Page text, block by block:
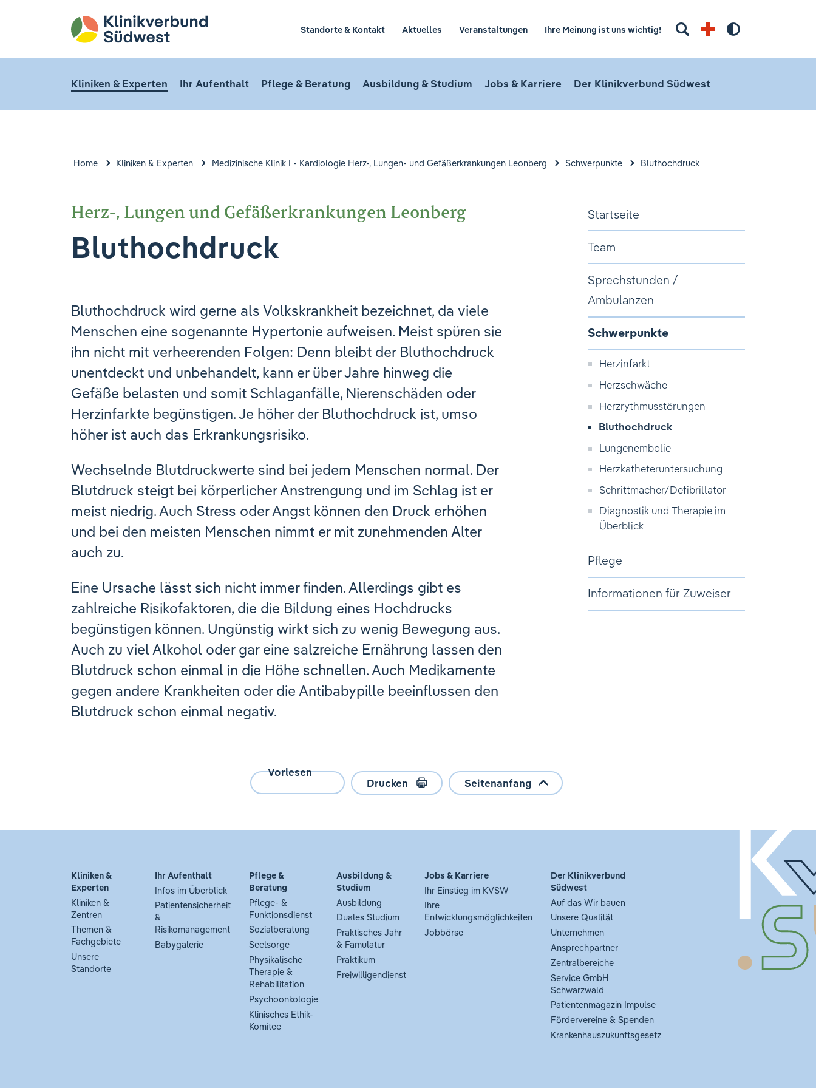
Standorte & Kontakt Aktuelles Veranstaltungen Ihre Meinung ist uns wichtig!
Suchbegriff eingeben
Hoher
Kliniken & Experten Ihr Aufenthalt Pflege & Beratung Ausbildung & Studium Jobs & Karriere Der Klinikverbund Südwest
Home Kliniken & Experten Medizinische Klinik I - Kardiologie Herz-, Lungen- und Gefäßerkrankungen Leonberg Schwerpunkte Bluthochdruck
Herz-, Lungen und Gefäßerkrankungen Leonberg
Bluthochdruck
Bluthochdruck wird gerne als Volkskrankheit bezeichnet, da viele
Menschen eine sogenannte Hypertonie aufweisen. Meist spüren sie
ihn nicht mit verheerenden Folgen: Denn bleibt der Bluthochdruck
unentdeckt und unbehandelt, kann er über Jahre hinweg die
Gefäße belasten und somit Schlaganfälle, Nierenschäden oder
Herzinfarkte begünstigen. Je höher der Bluthochdruck ist, umso
höher ist auch das Erkrankungsrisiko.
Wechselnde Blutdruckwerte sind bei jedem Menschen normal. Der
Blutdruck steigt bei körperlicher Anstrengung und im Schlag ist er
meist niedrig. Auch Stress oder Angst können den Druck erhöhen
und bei den meisten Menschen nimmt er mit zunehmenden Alter
auch zu.
Eine Ursache lässt sich nicht immer finden. Allerdings gibt es
zahlreiche Risikofaktoren, die die Bildung eines Hochdrucks
begünstigen können. Ungünstig wirkt sich zu wenig Bewegung aus.
Auch zu viel Alkohol oder gar eine salzreiche Ernährung lassen den
Blutdruck schon einmal in die Höhe schnellen. Auch Medikamente
gegen andere Krankheiten oder die Antibabypille beeinflussen den
Blutdruck schon einmal negativ.
Startseite
Team
Sprechstunden /
Ambulanzen
Schwerpunkte
Herzinfarkt
Herzschwäche
Herzrythmusstörungen
Bluthochdruck
Lungenembolie
Herzkatheteruntersuchung
Schrittmacher/Defibrillator
Diagnostik und Therapie im
Überblick
Pflege
Informationen für Zuweiser
Vorlesen
Drucken
Seitenanfang
Kliniken &
Experten
Kliniken &
Zentren
Themen &
Fachgebiete
Unsere
Standorte
Ihr Aufenthalt
Infos im Überblick
Patientensicherheit
&
Risikomanagement
Babygalerie
Pflege &
Beratung
Pflege- &
Funktionsdienst
Sozialberatung
Seelsorge
Physikalische
Therapie &
Rehabilitation
Psychoonkologie
Klinisches Ethik-
Komitee
Ausbildung &
Studium
Ausbildung
Duales Studium
Praktisches Jahr
& Famulatur
Praktikum
Freiwilligendienst
Jobs & Karriere
Ihr Einstieg im KVSW
Ihre
Entwicklungsmöglichkeiten
Jobbörse
Der Klinikverbund
Südwest
Auf das Wir bauen
Unsere Qualität
Unternehmen
Ansprechpartner
Zentralbereiche
Service GmbH
Schwarzwald
Patientenmagazin Impulse
Fördervereine & Spenden
Krankenhauszukunftsgesetz